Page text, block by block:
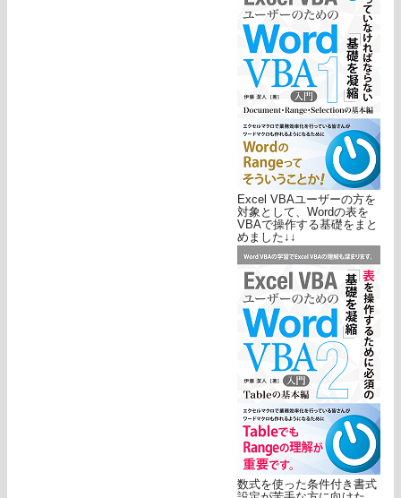
Excel VBAユーザーの方を
対象として、Wordの表を
VBAで操作する基礎をまと
めました↓↓
数式を使った条件付き書式